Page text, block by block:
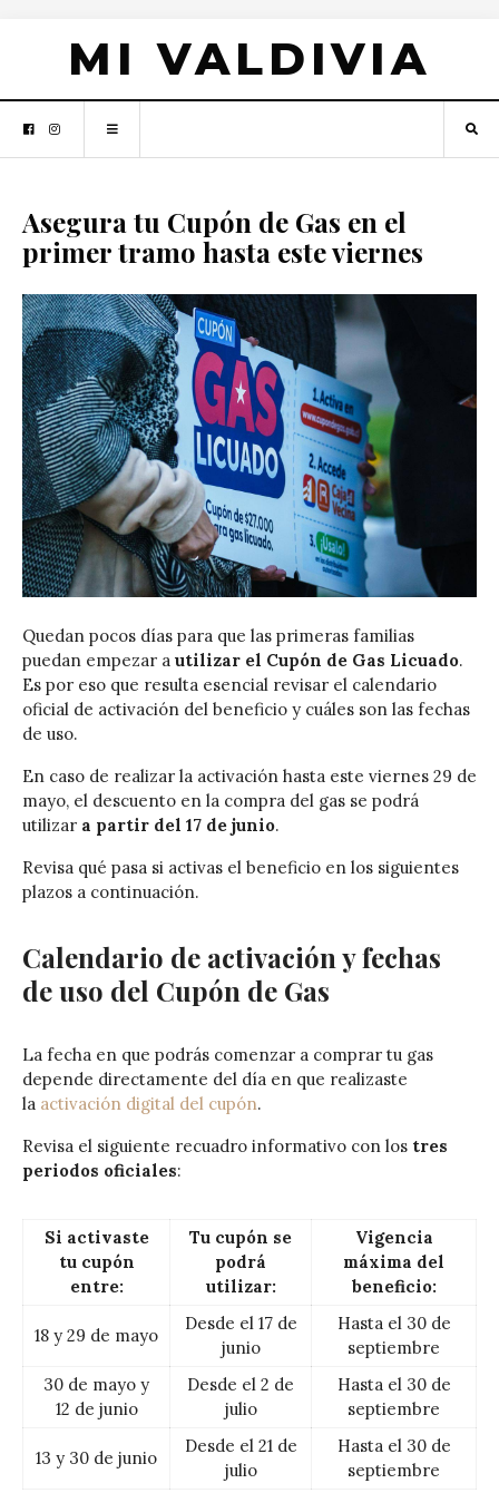
MI VALDIVIA
Asegura tu Cupón de Gas en el
primer tramo hasta este viernes
Quedan pocos días para que las primeras familias
puedan empezar a utilizar el Cupón de Gas Licuado.
Es por eso que resulta esencial revisar el calendario
oficial de activación del beneficio y cuáles son las fechas
de uso.
En caso de realizar la activación hasta este viernes 29 de
mayo, el descuento en la compra del gas se podrá
utilizar a partir del 17 de junio.
Revisa qué pasa si activas el beneficio en los siguientes
plazos a continuación.
Calendario de activación y fechas
de uso del Cupón de Gas
La fecha en que podrás comenzar a comprar tu gas
depende directamente del día en que realizaste
la activación digital del cupón.
Revisa el siguiente recuadro informativo con los tres
periodos oficiales:
Si activaste
tu cupón
entre:
Tu cupón se
podrá
utilizar:
Vigencia
máxima del
beneficio:
18 y 29 de mayo
Desde el 17 de
junio
Hasta el 30 de
septiembre
30 de mayo y
12 de junio
Desde el 2 de
julio
Hasta el 30 de
septiembre
13 y 30 de junio
Desde el 21 de
julio
Hasta el 30 de
septiembre